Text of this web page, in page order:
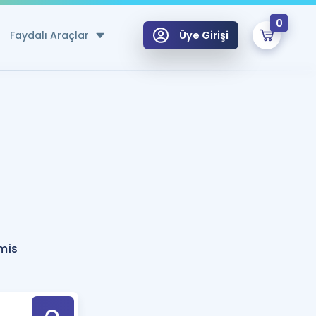
Faydalı Araçlar
Hesaplama Aracı
için Öneriler
Tek Takvimde
Üye Girişi
0
Hoca ile seni sınava hazırlayacak onlarca eğitim seni bekliyor!